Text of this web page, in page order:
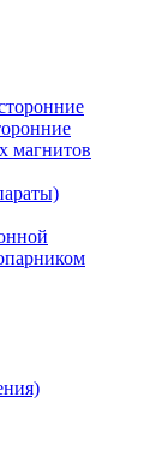
магнитов